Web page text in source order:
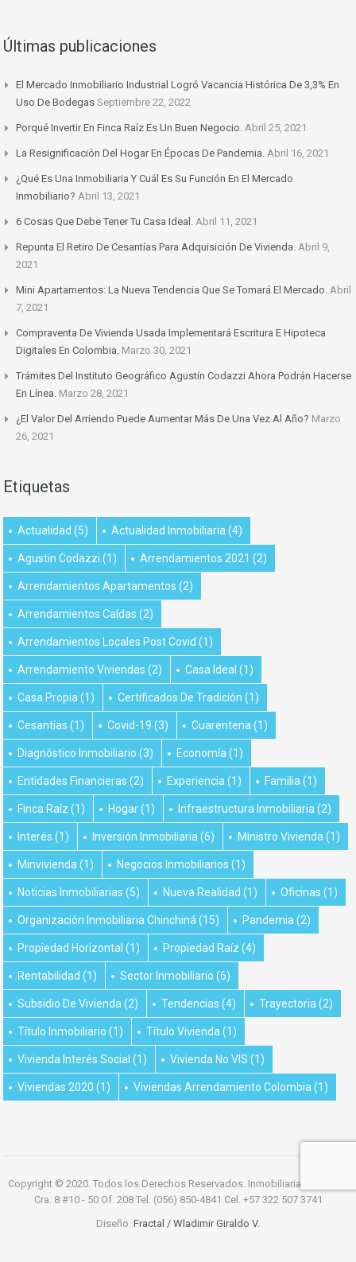
Últimas publicaciones
El Mercado Inmobiliario Industrial Logró Vacancia Histórica De 3,3% En
Uso De Bodegas Septiembre 22, 2022
Porqué Invertir En Finca Raíz Es Un Buen Negocio. Abril 25, 2021
La Resignificación Del Hogar En Épocas De Pandemia. Abril 16, 2021
¿Qué Es Una Inmobiliaria Y Cuál Es Su Función En El Mercado
Inmobiliario? Abril 13, 2021
6 Cosas Que Debe Tener Tu Casa Ideal. Abril 11, 2021
Repunta El Retiro De Cesantías Para Adquisición De Vivienda. Abril 9,
2021
Mini Apartamentos: La Nueva Tendencia Que Se Tomará El Mercado. Abril
7, 2021
Compraventa De Vivienda Usada Implementará Escritura E Hipoteca
Digitales En Colombia. Marzo 30, 2021
Trámites Del Instituto Geográfico Agustín Codazzi Ahora Podrán Hacerse
En Línea. Marzo 28, 2021
¿El Valor Del Arriendo Puede Aumentar Más De Una Vez Al Año? Marzo
26, 2021
Etiquetas
Actualidad (5) Actualidad Inmobiliaria (4)
Agustin Codazzi (1) Arrendamientos 2021 (2)
Arrendamientos Apartamentos (2)
Arrendamientos Caldas (2)
Arrendamientos Locales Post Covid (1)
Arrendamiento Viviendas (2) Casa Ideal (1)
Casa Propia (1) Certificados De Tradición (1)
Cesantías (1) Covid-19 (3) Cuarentena (1)
Diagnóstico Inmobiliario (3) Economía (1)
Entidades Financieras (2) Experiencia (1) Familia (1)
Finca Raíz (1) Hogar(1) Infraestructura Inmobiliaria (2)
Interés (1) Inversión Inmobiliaria (6) Ministro Vivienda (1)
Minvivienda (1) Negocios Inmobiliarios (1)
Noticias Inmobiliarias (5) Nueva Realidad (1) Oficinas (1)
Organización Inmobiliaria Chinchiná (15) Pandemia (2)
Propiedad Horizontal (1) Propiedad Raíz (4)
Rentabilidad (1) Sector Inmobiliario (6)
Subsidio De Vivienda (2) Tendencias (4) Trayectoria (2)
Título Inmobiliario (1) Título Vivienda (1)
Vivienda Interés Social (1) Vivienda No VIS (1)
Viviendas 2020 (1) Viviendas Arrendamiento Colombia (1)
Copyright © 2020. Todos los Derechos Reservados. Inmobiliaria Chinchiná
Cra. 8 #10 - 50 Of. 208 Tel. (056) 850-4841 Cel. +57 322 507 3741
Diseño. Fractal / Wladimir Giraldo V.